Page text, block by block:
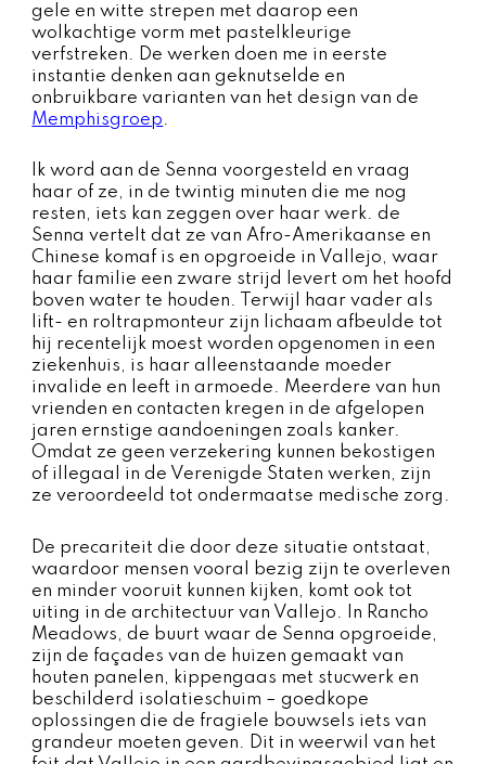
gele en witte strepen met daarop een
wolkachtige vorm met pastelkleurige
verfstreken. De werken doen me in eerste
instantie denken aan geknutselde en
onbruikbare varianten van het design van de
Memphisgroep.
Ik word aan de Senna voorgesteld en vraag
haar of ze, in de twintig minuten die me nog
resten, iets kan zeggen over haar werk. de
Senna vertelt dat ze van Afro-Amerikaanse en
Chinese komaf is en opgroeide in Vallejo, waar
haar familie een zware strijd levert om het hoofd
boven water te houden. Terwijl haar vader als
lift- en roltrapmonteur zijn lichaam afbeulde tot
hij recentelijk moest worden opgenomen in een
ziekenhuis, is haar alleenstaande moeder
invalide en leeft in armoede. Meerdere van hun
vrienden en contacten kregen in de afgelopen
jaren ernstige aandoeningen zoals kanker.
Omdat ze geen verzekering kunnen bekostigen
of illegaal in de Verenigde Staten werken, zijn
ze veroordeeld tot ondermaatse medische zorg.
De precariteit die door deze situatie ontstaat,
waardoor mensen vooral bezig zijn te overleven
en minder vooruit kunnen kijken, komt ook tot
uiting in de architectuur van Vallejo. In Rancho
Meadows, de buurt waar de Senna opgroeide,
zijn de façades van de huizen gemaakt van
houten panelen, kippengaas met stucwerk en
beschilderd isolatieschuim – goedkope
oplossingen die de fragiele bouwsels iets van
grandeur moeten geven. Dit in weerwil van het